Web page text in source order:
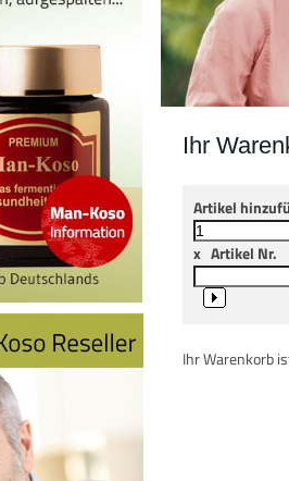
Ihr
Artikel
x Artikel Nr.
Ihr Warenkorb